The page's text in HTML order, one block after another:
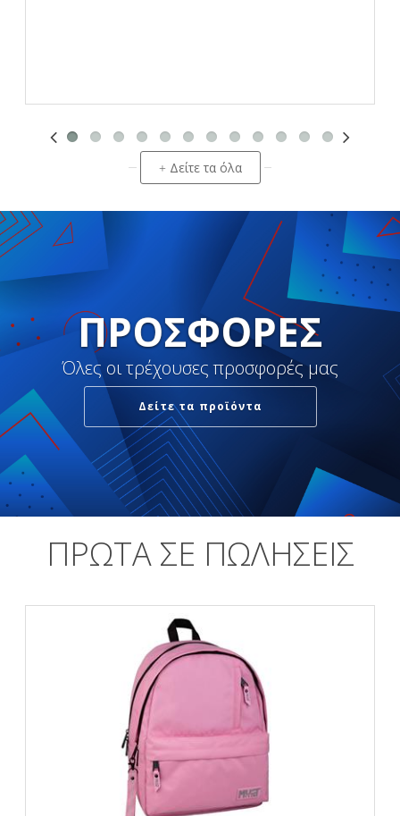
+ Δείτε τα όλα
ΠΡΟΣΦΟΡΈΣ
Όλες οι τρέχουσες προσφορές μας
Δείτε τα προϊόντα
ΠΡΩΤΑ ΣΕ ΠΩΛΗΣΕΙΣ